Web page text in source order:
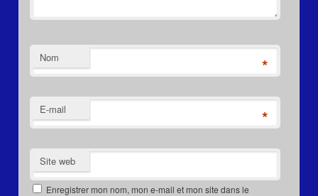
Nom *
E-mail *
Site web
Enregistrer mon nom, mon e-mail et mon site dans le